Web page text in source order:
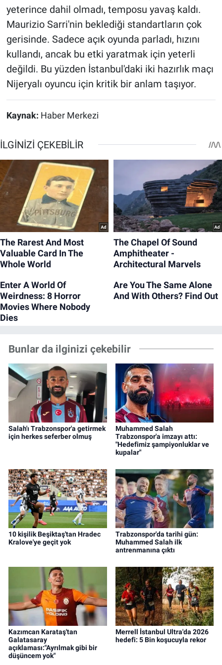
yeterince dahil olmadı, temposu yavaş kaldı.
Maurizio Sarri'nin beklediği standartların çok
gerisinde. Sadece açık oyunda parladı, hızını
kullandı, ancak bu etki yaratmak için yeterli
değildi. Bu yüzden İstanbul'daki iki hazırlık maçı
Nijeryalı oyuncu için kritik bir anlam taşıyor.
Kaynak: Haber Merkezi
Bunlar da ilginizi çekebilir
Salah'ı Trabzonspor'a getirmek
için herkes seferber olmuş
Muhammed Salah
Trabzonspor'a imzayı attı:
"Hedefimiz şampiyonluklar ve
kupalar"
10 kişilik Beşiktaş'tan Hradec
Kralove'ye geçit yok
Trabzonspor'da tarihi gün:
Muhammed Salah ilk
antrenmanına çıktı
Kazımcan Karataş'tan
Galatasaray
açıklaması:"Ayrılmak gibi bir
düşüncem yok"
Merrell İstanbul Ultra'da 2026
hedefi: 5 Bin koşucuyla rekor